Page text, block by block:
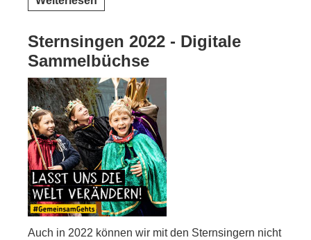
Sternsingen 2022 - Digitale
Sammelbüchse
Auch in 2022 können wir mit den Sternsingern nicht